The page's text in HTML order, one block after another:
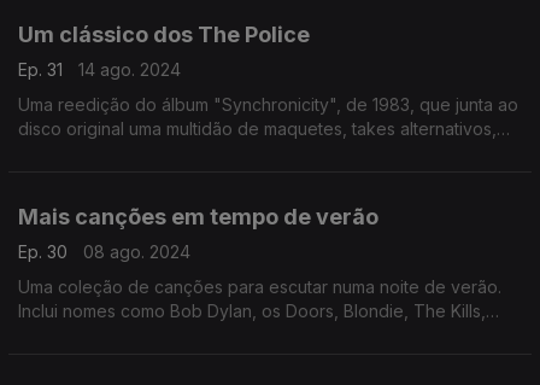
Um clássico dos The Police
Ep. 31
14 ago. 2024
Uma reedição do álbum "Synchronicity", de 1983, que junta ao
disco original uma multidão de maquetes, takes alternativos,
Mais canções em tempo de verão
Ep. 30
08 ago. 2024
Uma coleção de canções para escutar numa noite de verão.
Inclui nomes como Bob Dylan, os Doors, Blondie, The Kills,